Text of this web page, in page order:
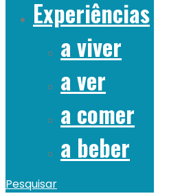
Experiências
a viver
a ver
a comer
a beber
Pesquisar